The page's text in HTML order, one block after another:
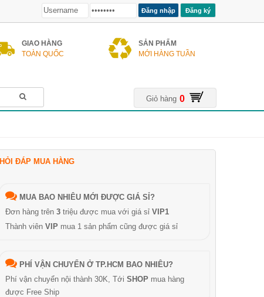
Đăng ký
GIAO HÀNG
TOÀN QUỐC
SẢN PHẨM
MỚI HÀNG TUẦN
Giỏ hàng 0
HỎI ĐÁP MUA HÀNG
MUA BAO NHIÊU MỚI ĐƯỢC GIÁ SỈ?
Đơn hàng trên 3 triệu được mua với giá sỉ VIP1
Thành viên VIP mua 1 sản phẩm cũng được giá sỉ
PHÍ VẬN CHUYỂN Ở TP.HCM BAO NHIÊU?
Phí vận chuyển nội thành 30K, Tới SHOP mua hàng
được Free Ship